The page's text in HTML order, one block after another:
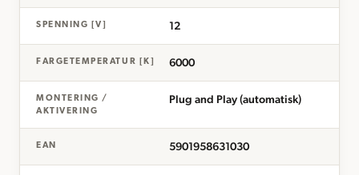
SPENNING [V] 12
FARGETEMPERATUR [K] 6000
MONTERING /
AKTIVERING
Plug and Play (automatisk)
EAN 5901958631030